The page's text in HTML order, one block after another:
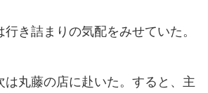
き詰まりの気配をみせていた。
は丸藤の店に赴いた。すると、主